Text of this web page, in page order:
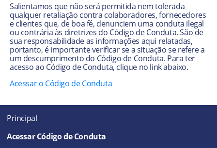
Salientamos que não será permitida nem tolerada
qualquer retaliação contra colaboradores, fornecedores
e clientes que, de boa fé, denunciem uma conduta ilegal
ou contrária às diretrizes do Código de Conduta. São de
sua responsabilidade as informações aqui relatadas,
portanto, é importante verificar se a situação se refere a
um descumprimento do Código de Conduta. Para ter
acesso ao Código de Conduta, clique no link abaixo.
Acessar o Código de Conduta
Principal
Acessar Código de Conduta